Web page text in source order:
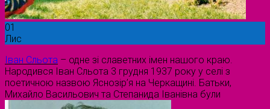
01
Лис
Іван Сльота – одне зі славетних імен нашого краю.
Народився Іван Сльота 3 грудня 1937 року у селі з
поетичною назвою Яснозір’я на Черкащині. Батьки,
Михайло Васильович та Степанида Іванівна були